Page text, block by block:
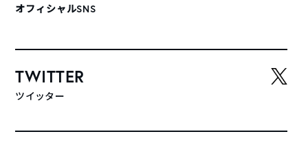
オフィシャルSNS
TWITTER
ツイッター